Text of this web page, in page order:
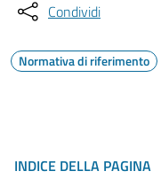
Condividi
Normativa di riferimento
INDICE DELLA PAGINA